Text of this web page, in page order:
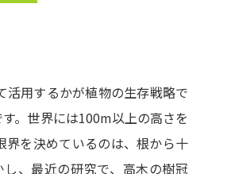
大学で学べる内容や特
新増設大学・学部・学科特集
データサイエンス特集
活用するかが植物の生存戦略で
。世界には100m以上の高さを
界を決めているのは、根から十
、最近の研究で、高木の樹冠